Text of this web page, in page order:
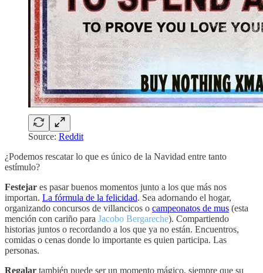
Source: Reddit
¿Podemos rescatar lo que es único de la Navidad entre tanto
estímulo?
Festejar es pasar buenos momentos junto a los que más nos
importan. La fórmula de la felicidad. Sea adornando el hogar,
organizando concursos de villancicos o campeonatos de mus (esta
mención con cariño para Jacobo Bergareche). Compartiendo
historias juntos o recordando a los que ya no están. Encuentros,
comidas o cenas donde lo importante es quien participa. Las
personas.
Regalar también puede ser un momento mágico, siempre que su